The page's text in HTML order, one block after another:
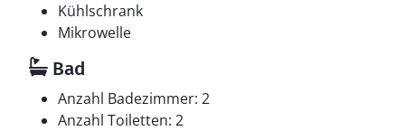
Kühlschrank
Mikrowelle
Bad
Anzahl Badezimmer: 2
Anzahl Toiletten: 2